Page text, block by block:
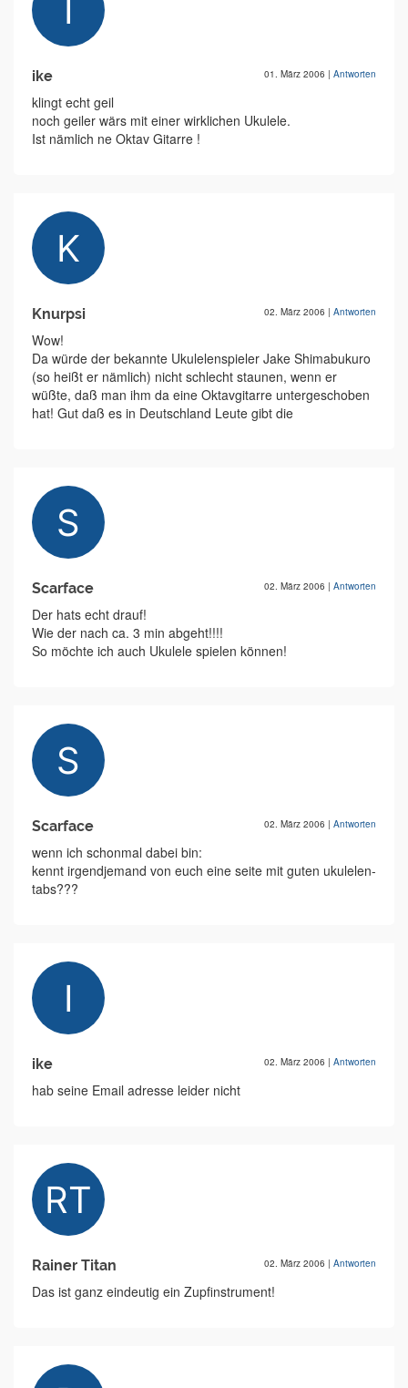
ike 01. März 2006 | Antworten
klingt echt geil
noch geiler wärs mit einer wirklichen Ukulele.
Ist nämlich ne Oktav Gitarre !
Knurpsi 02. März 2006 | Antworten
Wow!
Da würde der bekannte Ukulelenspieler Jake Shimabukuro
(so heißt er nämlich) nicht schlecht staunen, wenn er
wüßte, daß man ihm da eine Oktavgitarre untergeschoben
hat! Gut daß es in Deutschland Leute gibt die
Scarface 02. März 2006 | Antworten
Der hats echt drauf!
Wie der nach ca. 3 min abgeht!!!!
So möchte ich auch Ukulele spielen können!
Scarface 02. März 2006 | Antworten
wenn ich schonmal dabei bin:
kennt irgendjemand von euch eine seite mit guten ukulelen-
tabs???
ike 02. März 2006 | Antworten
hab seine Email adresse leider nicht
Rainer Titan 02. März 2006 | Antworten
Das ist ganz eindeutig ein Zupfinstrument!